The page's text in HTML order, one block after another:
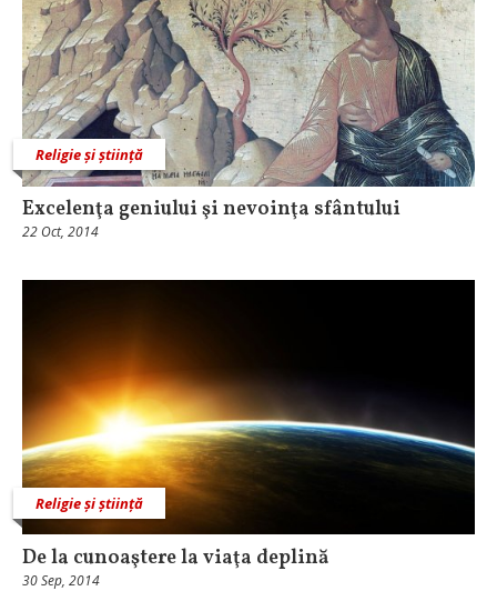
Religie și știință
Excelenţa geniului şi nevoinţa sfântului
22 Oct, 2014
Religie și știință
De la cunoaştere la viaţa deplină
30 Sep, 2014